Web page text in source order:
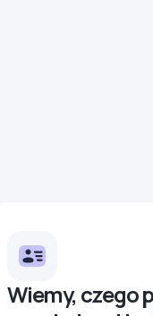
Wiemy, czego